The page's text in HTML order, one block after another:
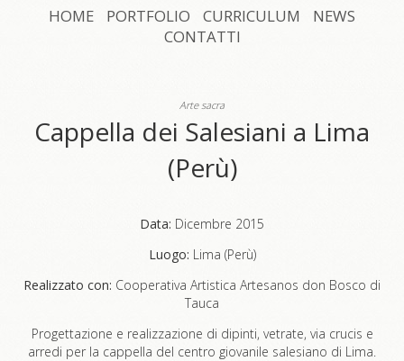
HOME PORTFOLIO CURRICULUM
NEWS
CONTATTI
Arte sacra
Cappella dei Salesiani a Lima
(Perù)
Data: Dicembre 2015
Luogo: Lima (Perù)
Realizzato con: Cooperativa Artistica Artesanos don Bosco di
Tauca
Progettazione e realizzazione di dipinti, vetrate, via crucis e
arredi per la cappella del centro giovanile salesiano di Lima.